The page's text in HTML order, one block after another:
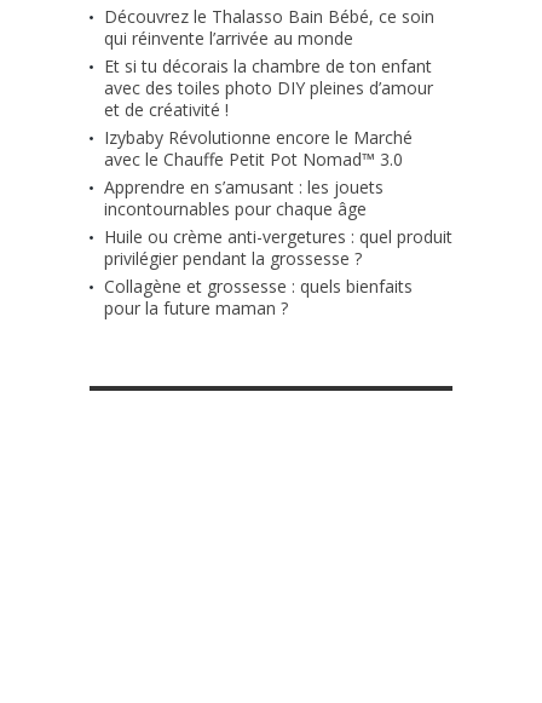
Découvrez le Thalasso Bain Bébé, ce soin
qui réinvente l’arrivée au monde
Et si tu décorais la chambre de ton enfant
avec des toiles photo DIY pleines d’amour
et de créativité !
Izybaby Révolutionne encore le Marché
avec le Chauffe Petit Pot Nomad™ 3.0
Apprendre en s’amusant : les jouets
incontournables pour chaque âge
Huile ou crème anti-vergetures : quel produit
privilégier pendant la grossesse ?
Collagène et grossesse : quels bienfaits
pour la future maman ?